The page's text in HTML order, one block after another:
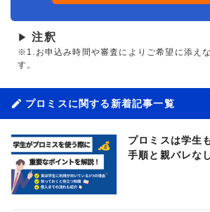
▶ 注釈
※1.お申込み時間や審査によりご希望に添え
す。
プロミスに関する新着記事一覧
プロミスは学生
手順と親バレな